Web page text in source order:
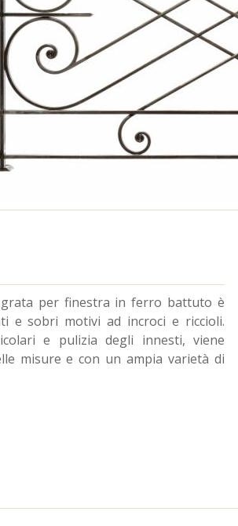
per finestra in ferro battuto è
e sobri motivi ad incroci e riccioli.
e pulizia degli innesti, viene
misure e con un ampia varietà di